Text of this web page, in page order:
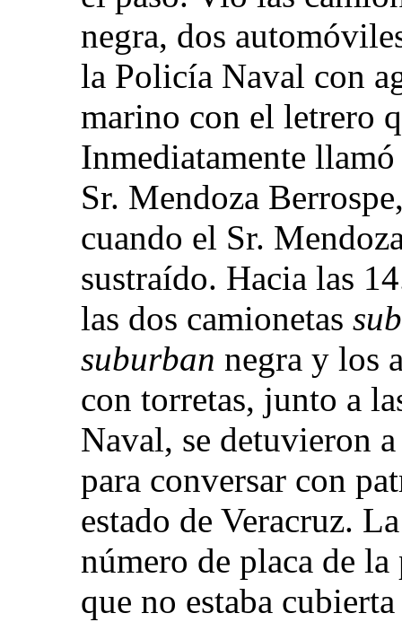
negra, dos
la Policía Naval con
marino con el letrero
Inmediatamente
Sr. Mendoza
cuando el Sr.
sustraído. Hacia las
las dos camionetas
suburban negra y los
con torretas, junto a
Naval, se detuvieron
para conversar con
estado de Veracruz.
número de placa de
que no estaba